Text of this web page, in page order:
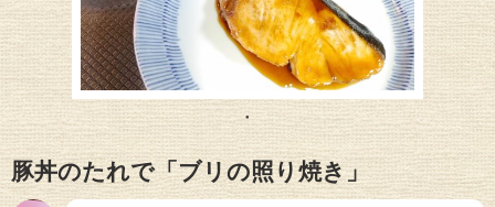
豚丼のたれで「ブリの照り焼き」